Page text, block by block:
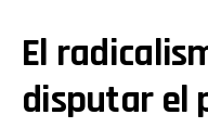
El
disputar el